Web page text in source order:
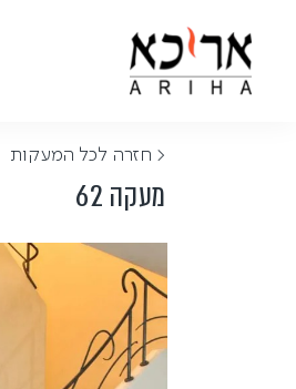
< חזרה לכל המעקות
מעקה 62